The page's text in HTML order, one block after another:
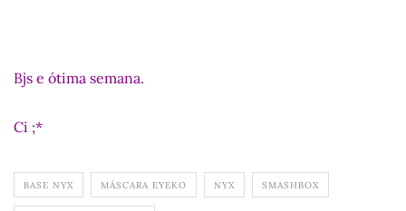
Bjs e ótima semana.
Ci ;*
BASE NYX MÁSCARA EYEKO NYX SMASHBOX